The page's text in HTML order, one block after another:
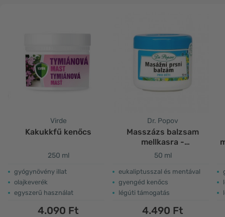
Virde
Kakukkfű kenőcs
250 ml
gyógynövény illat
olajkeverék
egyszerű használat
4.090 Ft
Dr. Popov
Masszázs balzsam
mellkasra -
gyermekeknek
50 ml
eukaliptusszal és mentával
gyengéd kenőcs
légúti támogatás
4.490 Ft